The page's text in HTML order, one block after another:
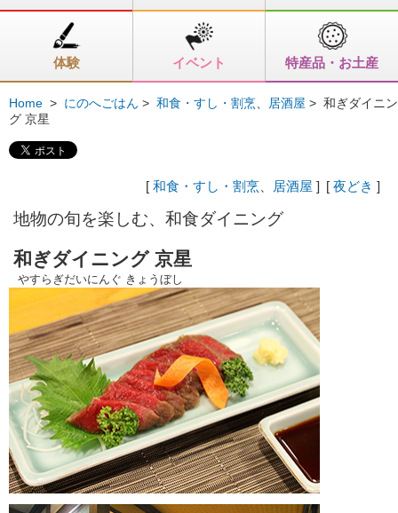
体験 イベント 特産品・お土産
Home > にのへごはん > 和食・すし・割烹 居酒屋 > 和ぎダイニン
グ 京星
[ 夜どき ]
[ 和食・すし・割烹、 居酒屋 ]
地物の旬を楽しむ、和食ダイニング
和ぎダイニング 京星
やすらぎだいにんぐ きょうぼし